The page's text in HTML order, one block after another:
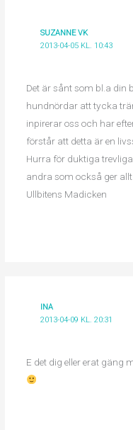
SUZANNE VK
2013-04-05 KL. 10:43
Det är sånt som bl.a din
hundnördar att tycka
inpirerar oss och har
förstår att detta är en
Hurra för duktiga
andra som också ger
Ullbitens Madicken
INA
2013-04-09 KL. 20:31
E det dig eller erat gäng